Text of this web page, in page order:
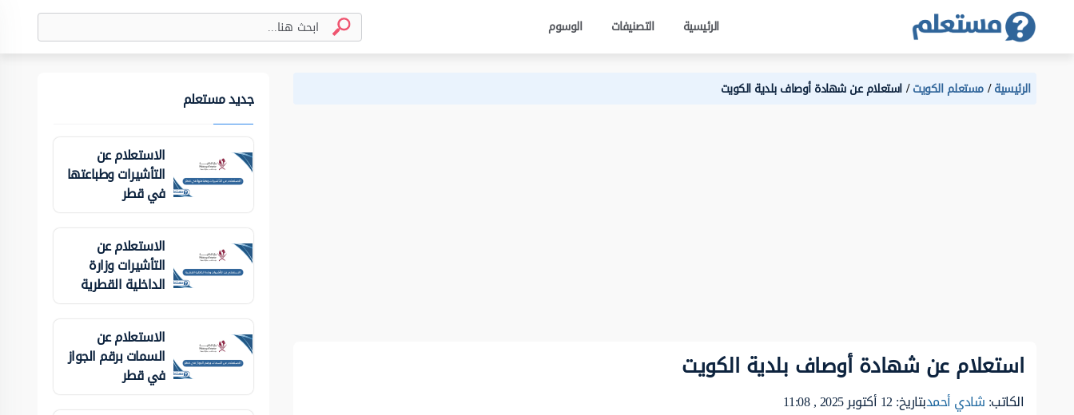
الرئيسية التصنيفات الوسوم
الرئيسية مستعلم الكويت استعلام عن شهادة أوصاف بلدية الكويت
استعلام عن شهادة أوصاف بلدية الكويت
الكاتب:شادي أحمدبتاريخ: 12 أكتوبر 2025 , 11:08
جديد مستعلم
الاستعلام عن
التأشيرات وطباعتها
في قطر
الاستعلام عن
التأشيرات وزارة
الداخلية ‏القطرية
الاستعلام عن
السمات برقم الجواز
في قطر